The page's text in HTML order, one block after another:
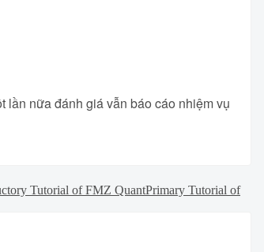
lần nữa đánh giá vẫn báo cáo nhiệm vụ
Tutorial of FMZ QuantPrimary Tutorial of